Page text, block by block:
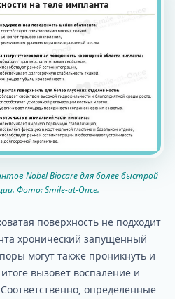
Nobel Biocare для более быстрой
Фото: Smile-at-Once.
поверхность не подходит
хронический запущенный
могут также проникнуть и
вызовет воспаление и
определенные